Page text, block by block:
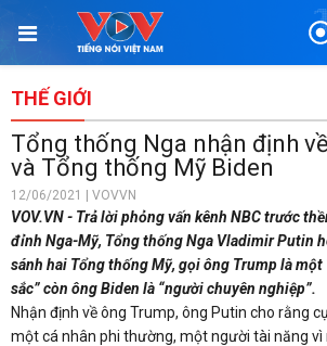
THẾ GIỚI
Tổng thống Nga nhận định
và Tổng thống Mỹ Biden
12/06/2021 | VOVVN
VOV.VN - Trả lời phỏng vấn kênh NBC trước
đỉnh Nga-Mỹ, Tổng thống Nga Vladimir Putin
sánh hai Tổng thống Mỹ, gọi ông Trump là một
sắc” còn ông Biden là “người chuyên nghiệp”.
Nhận định về ông Trump, ông Putin cho rằng
một cá nhân phi thường, một người tài năng vì